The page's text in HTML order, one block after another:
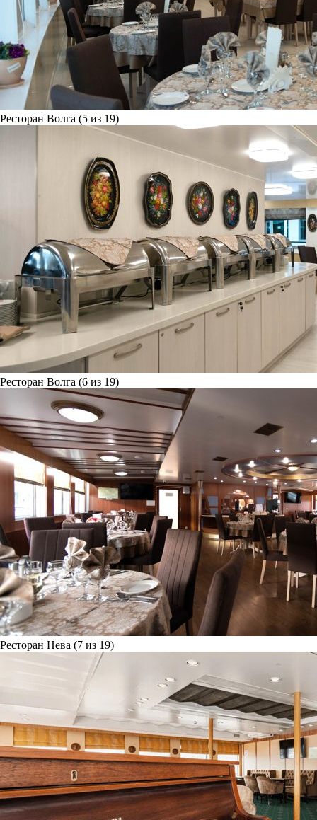
Ресторан Волга (5 из 19)
Ресторан Волга (6 из 19)
Ресторан Нева (7 из 19)